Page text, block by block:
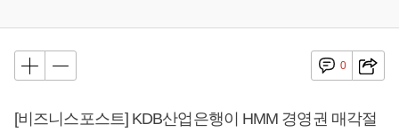
0
[비즈니스포스트] KDB산업은행이 HMM 경영권 매각절